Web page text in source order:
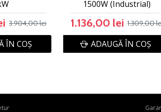
3.904,00 lei
ÎN COŞ
1500W (Industrial)
1.136,00 lei 1.309,00
ADAUGĂ ÎN COŞ